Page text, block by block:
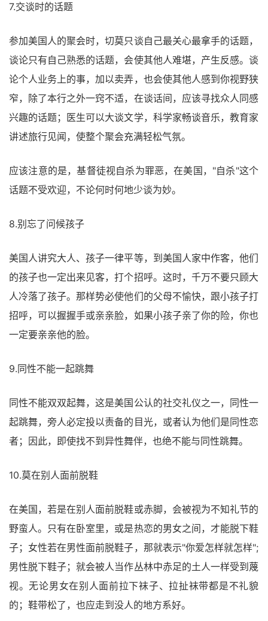
7.交谈时的话题
参加美国人的聚会时，切莫只谈自己最关心最拿手的话题，
谈论只有自己熟悉的话题，会使其他人难堪，产生反感。谈
论个人业务上的事，加以卖弄，也会使其他人感到你视野狭
窄，除了本行之外一窍不适，在谈话间，应该寻找众人同感
兴趣的话题；医生可以大谈文学，科学家畅谈音乐，教育家
讲述旅行见闻，使整个聚会充满轻松气氛。
应该注意的是，基督徒视自杀为罪恶，在美国，"自杀"这个
话题不受欢迎，不论何时何地少谈为妙。
8.别忘了问候孩子
美国人讲究大人、孩子一律平等，到美国人家中作客，他们
的孩子也一定出来见客，打个招呼。这时，千万不要只顾大
人冷落了孩子。那样势必使他们的父母不愉快，跟小孩子打
招呼，可以握握手或亲亲脸，如果小孩子亲了你的险，你也
一定要亲亲他的脸。
9.同性不能一起跳舞
同性不能双双起舞，这是美国公认的社交礼仪之一，同性一
起跳舞，旁人必定投以责备的目光，或者认为他们是同性恋
者；因此，即使找不到异性舞伴，也绝不能与同性跳舞。
10.莫在别人面前脱鞋
在美国，若是在别人面前脱鞋或赤脚，会被视为不知礼节的
野蛮人。只有在卧室里，或是热恋的男女之间，才能脱下鞋
子；女性若在男性面前脱鞋子，那就表示"你爱怎样就怎样";
男性脱下鞋子；就会被人当作丛林中赤足的土人一样受到蔑
视。无论男女在别人面前拉下袜子、拉扯袜带都是不礼貌
的；鞋带松了，也应走到没人的地方系好。